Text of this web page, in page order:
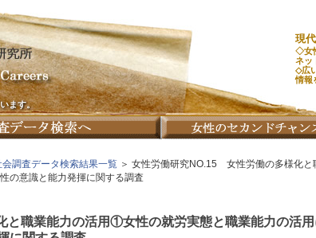
ます。
現
◇女
ネッ
◇広
情報
会調査データ検索結果一覧＞ 女性労働研究NO.15 女性労働の多様化と
の意識と能力発揮に関する調査
職業能力の活用①女性の就労実態と職業能力の活